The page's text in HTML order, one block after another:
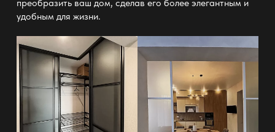
преобразить ваш дом, сделав его более элегантным и
удобным для жизни.